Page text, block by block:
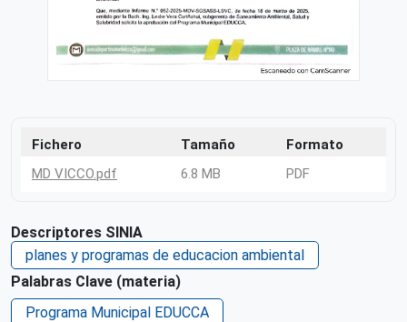
Fichero Tamaño
Formato
MD VICCO.pdf
6.8 MB PDF
Descriptores SINIA
planes y programas de educacion ambiental
Palabras Clave (materia)
Programa Municipal EDUCCA